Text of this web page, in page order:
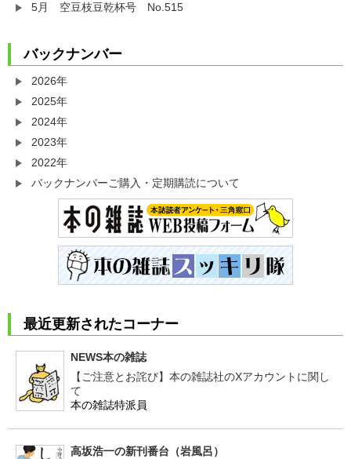
5月 空豆枝豆乾杯号 No.515
バックナンバー
2026年
2025年
2024年
2023年
2022年
バックナンバーご購入・定期購読について
最近更新されたコーナー
NEWS本の雑誌
【ご注意とお詫び】本の雑誌社のXアカウントに関し
て
本の雑誌特派員
高坂浩一の新刊番台（岩風呂）